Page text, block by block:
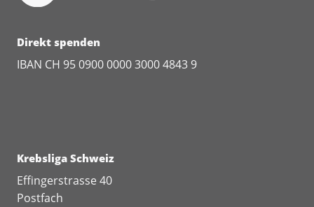
Direkt spenden
IBAN CH 95 0900 0000 3000 4843 9
Krebsliga Schweiz
Effingerstrasse 40
Postfach